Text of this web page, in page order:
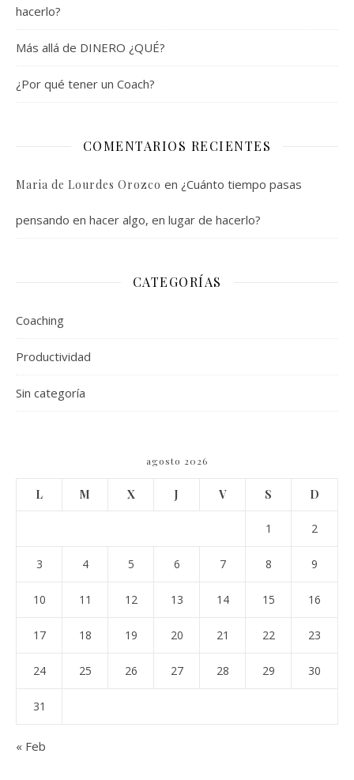
hacerlo?
Más allá de DINERO ¿QUÉ?
¿Por qué tener un Coach?
COMENTARIOS RECIENTES
Maria de Lourdes Orozco en ¿Cuánto tiempo pasas
pensando en hacer algo, en lugar de hacerlo?
CATEGORÍAS
Coaching
Productividad
Sin categoría
agosto 2026
L M X J V S D
1 2
3 4 5 6 7 8 9
10 11 12 13 14 15 16
17 18 19 20 21 22 23
24 25 26 27 28 29 30
31
« Feb